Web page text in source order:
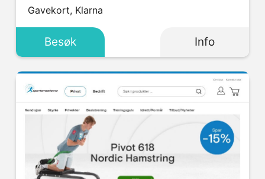
Gavekort, Klarna
Besøk Info